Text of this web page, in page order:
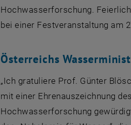
Hochwasserforschung.
bei einer Festveranstaltung am
Österreichs
„Ich gratuliere Prof. Günter
mit einer Ehrenauszeichnung
Hochwasserforschung